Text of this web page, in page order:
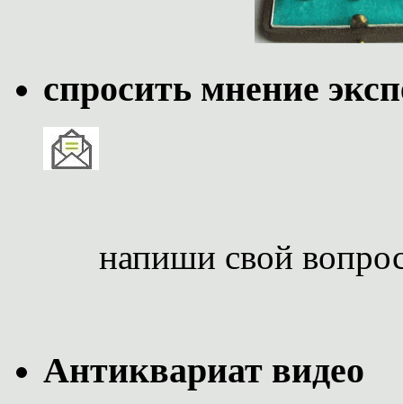
спросить мнение
напиши свой
Антиквариат видео